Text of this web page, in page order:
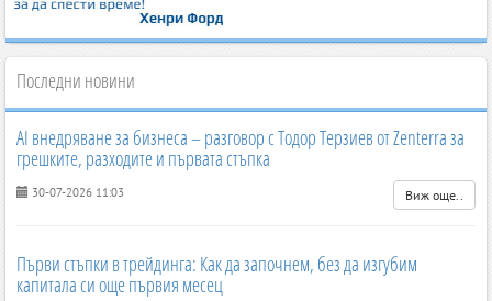
Последни новини
AI внедряване за бизнеса – разговор с Тодор Терзиев от Zenterra за
грешките, разходите и първата стъпка
30-07-2026 11:03 Виж още..
Първи стъпки в трейдинга: Как да започнем, без да изгубим
капитала си още първия месец